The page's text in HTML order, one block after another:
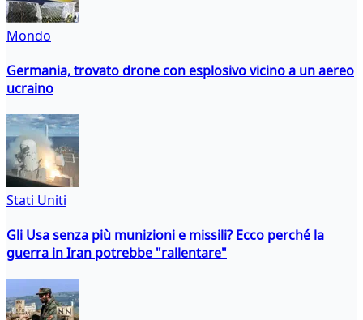
Mondo
Germania, trovato drone con esplosivo vicino a un aereo
ucraino
Stati Uniti
Gli Usa senza più munizioni e missili? Ecco perché la
guerra in Iran potrebbe "rallentare"